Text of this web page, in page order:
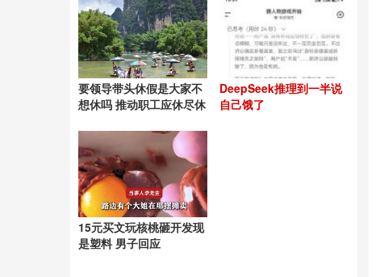
要领导带头休假是大家不
想休吗 推动职工应休尽休
DeepSeek推理到一半说
自己饿了
15元买文玩核桃砸开发现
是塑料 男子回应